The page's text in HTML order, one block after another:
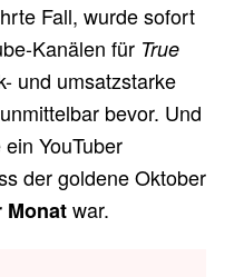
Fall, wurde sofort
Kanälen für True
und umsatzstarke
bevor. Und
YouTuber
der goldene Oktober
war.